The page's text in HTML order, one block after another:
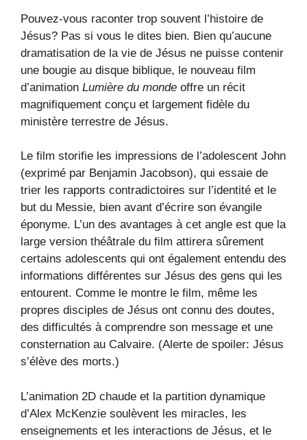
Pouvez-vous raconter trop souvent l’histoire de
Jésus? Pas si vous le dites bien. Bien qu’aucune
dramatisation de la vie de Jésus ne puisse contenir
une bougie au disque biblique, le nouveau film
d’animation Lumière du monde offre un récit
magnifiquement conçu et largement fidèle du
ministère terrestre de Jésus.
Le film storifie les impressions de l’adolescent John
(exprimé par Benjamin Jacobson), qui essaie de
trier les rapports contradictoires sur l’identité et le
but du Messie, bien avant d’écrire son évangile
éponyme. L’un des avantages à cet angle est que la
large version théâtrale du film attirera sûrement
certains adolescents qui ont également entendu des
informations différentes sur Jésus des gens qui les
entourent. Comme le montre le film, même les
propres disciples de Jésus ont connu des doutes,
des difficultés à comprendre son message et une
consternation au Calvaire. (Alerte de spoiler: Jésus
s’élève des morts.)
L’animation 2D chaude et la partition dynamique
d’Alex McKenzie soulèvent les miracles, les
enseignements et les interactions de Jésus, et le